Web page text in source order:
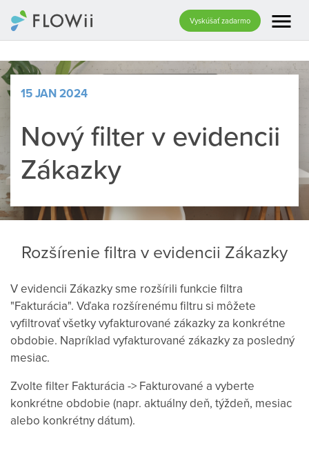
Vyskúšať zadarmo menu
15 JAN 2024
Nový filter v evidencii
Zákazky
Rozšírenie filtra v evidencii Zákazky
V evidencii Zákazky sme rozšírili funkcie filtra
"Fakturácia". Vďaka rozšírenému filtru si môžete
vyfiltrovať všetky vyfakturované zákazky za konkrétne
obdobie. Napríklad vyfakturované zákazky za posledný
mesiac.
Zvolte filter Fakturácia -> Fakturované a vyberte
konkrétne obdobie (napr. aktuálny deň, týždeň, mesiac
alebo konkrétny dátum).